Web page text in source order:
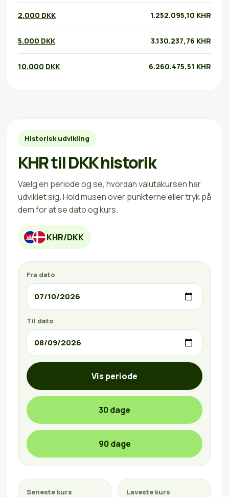
2.000 DKK 1.252.095,10 KHR
5.000 DKK 3.130.237,76 KHR
10.000 DKK 6.260.475,51 KHR
Historisk udvikling
KHR til DKK historik
Vælg en periode og se, hvordan valutakursen har
udviklet sig. Hold musen over punkterne eller tryk på
dem for at se dato og kurs.
KHR/DKK
Fra dato
Til dato
Vis periode
30 dage
90 dage
Seneste kurs Laveste kurs